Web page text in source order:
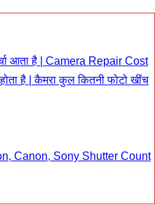
आता है | Camera Repair Cost
है | कैमरा कुल कितनी फोटो खींच
Canon, Sony Shutter Count